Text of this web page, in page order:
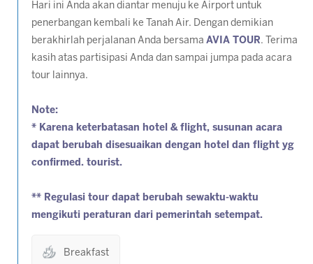
Hari ini Anda akan diantar menuju ke Airport untuk
penerbangan kembali ke Tanah Air. Dengan demikian
berakhirlah perjalanan Anda bersama AVIA TOUR. Terima
kasih atas partisipasi Anda dan sampai jumpa pada acara
tour lainnya.
Note:
* Karena keterbatasan hotel & flight, susunan acara
dapat berubah disesuaikan dengan hotel dan flight yg
confirmed. tourist.
** Regulasi tour dapat berubah sewaktu-waktu
mengikuti peraturan dari pemerintah setempat.
Breakfast